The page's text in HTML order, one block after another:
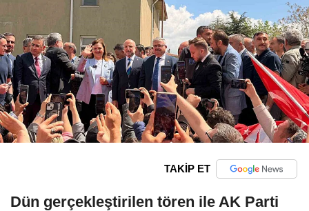
TAKİP ET
Dün gerçekleştirilen tören ile AK Parti